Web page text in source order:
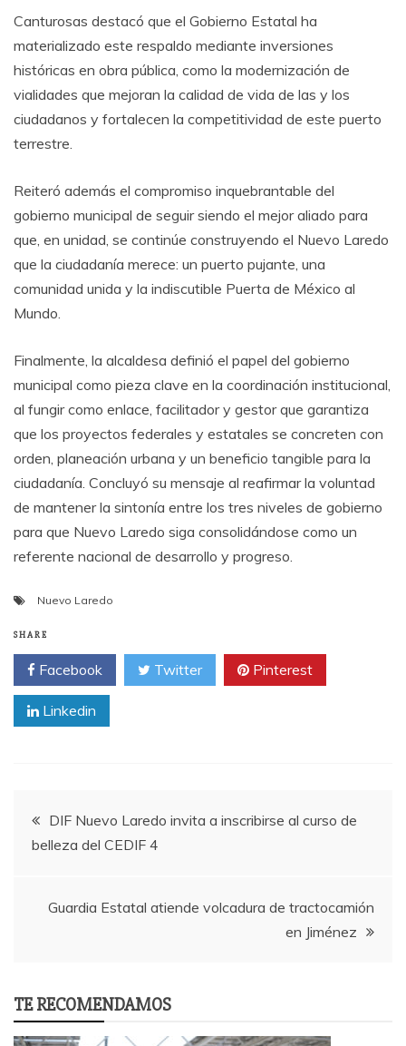
Canturosas destacó que el Gobierno Estatal ha
materializado este respaldo mediante inversiones
históricas en obra pública, como la modernización de
vialidades que mejoran la calidad de vida de las y los
ciudadanos y fortalecen la competitividad de este puerto
terrestre.
Reiteró además el compromiso inquebrantable del
gobierno municipal de seguir siendo el mejor aliado para
que, en unidad, se continúe construyendo el Nuevo Laredo
que la ciudadanía merece: un puerto pujante, una
comunidad unida y la indiscutible Puerta de México al
Mundo.
Finalmente, la alcaldesa definió el papel del gobierno
municipal como pieza clave en la coordinación institucional,
al fungir como enlace, facilitador y gestor que garantiza
que los proyectos federales y estatales se concreten con
orden, planeación urbana y un beneficio tangible para la
ciudadanía. Concluyó su mensaje al reafirmar la voluntad
de mantener la sintonía entre los tres niveles de gobierno
para que Nuevo Laredo siga consolidándose como un
referente nacional de desarrollo y progreso.
Nuevo Laredo
SHARE
Facebook Twitter Pinterest
Linkedin
Post
navigation
DIF Nuevo Laredo invita a inscribirse al curso de
belleza del CEDIF 4
Guardia Estatal atiende volcadura de tractocamión
en Jiménez
TE RECOMENDAMOS